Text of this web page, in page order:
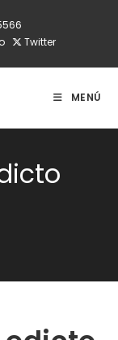
Twitter
MENÚ